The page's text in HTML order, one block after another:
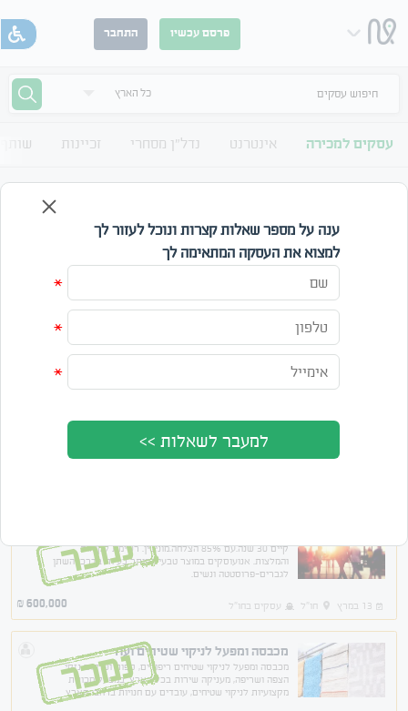
פרסם עכשיו התחבר
חיפוש עסקים
עסקים למכירה אינטרנט נדל"ן מסחרי זכיינות
קטגוריה
אפס חיפוש
קיים 30 שנה.עם 85% הצלחה.מוניטין. רשימת לקוחות
והמלצות. אנועוסקים במוצר טבעי הפותר בעיות בדרכי השתן
לגברים-פרוסטטה ונשים.
נמכר
13 במרץ חו"ל עסקים בחו"ל 600,000
₪
מכבסה ומפעל לניקוי שטיחים ועוד
מכבסה ומפעל לניקוי שטיחים ריפודים, ספות ושיקום נזקי
הצפה ושריפה, מעניקה שירות בכל הארץ. במפעל מכונות
מקצועיות לניקוי שטיחים, עובדים עם חנויות ברחבי הארץ
נמכר
ענה על מספר שאלות קצרות ונוכל לעזור לך
למצוא את העסקה המתאימה לך
*
*
*
למעבר לשאלות >>